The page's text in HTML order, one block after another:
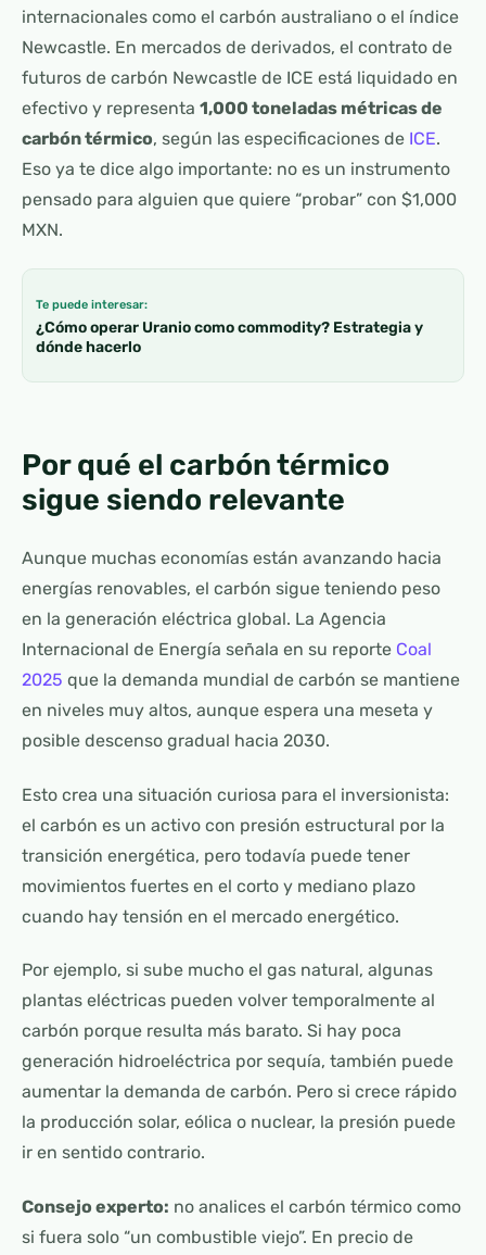
internacionales como el carbón australiano o el índice
Newcastle. En mercados de derivados, el contrato de
futuros de carbón Newcastle de ICE está liquidado en
efectivo y representa 1,000 toneladas métricas de
carbón térmico, según las especificaciones de ICE.
Eso ya te dice algo importante: no es un instrumento
pensado para alguien que quiere “probar” con $1,000
MXN.
Te puede interesar:
¿Cómo operar Uranio como commodity? Estrategia y
dónde hacerlo
Por qué el carbón térmico
sigue siendo relevante
Aunque muchas economías están avanzando hacia
energías renovables, el carbón sigue teniendo peso
en la generación eléctrica global. La Agencia
Internacional de Energía señala en su reporte Coal
2025 que la demanda mundial de carbón se mantiene
en niveles muy altos, aunque espera una meseta y
posible descenso gradual hacia 2030.
Esto crea una situación curiosa para el inversionista:
el carbón es un activo con presión estructural por la
transición energética, pero todavía puede tener
movimientos fuertes en el corto y mediano plazo
cuando hay tensión en el mercado energético.
Por ejemplo, si sube mucho el gas natural, algunas
plantas eléctricas pueden volver temporalmente al
carbón porque resulta más barato. Si hay poca
generación hidroeléctrica por sequía, también puede
aumentar la demanda de carbón. Pero si crece rápido
la producción solar, eólica o nuclear, la presión puede
ir en sentido contrario.
Consejo experto: no analices el carbón térmico como
si fuera solo “un combustible viejo”. En precio de